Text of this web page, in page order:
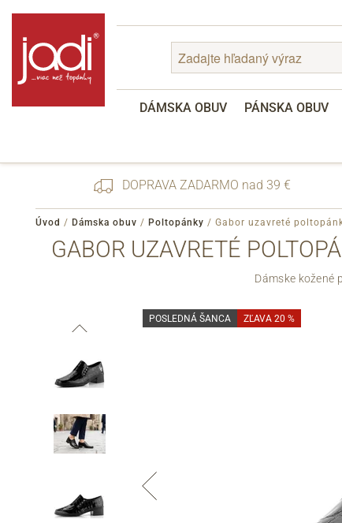
DÁMSKA OBUV PÁNSKA OBUV
Zabudnuté heslo
DOPRAVA ZADARMO nad 39 €
Úvod / Dámska obuv / Poltopánky / Gabor uzavreté
GABOR UZAVRETÉ
Dámske kožené
POSLEDNÁ ŠANCA ZĽAVA 20 %